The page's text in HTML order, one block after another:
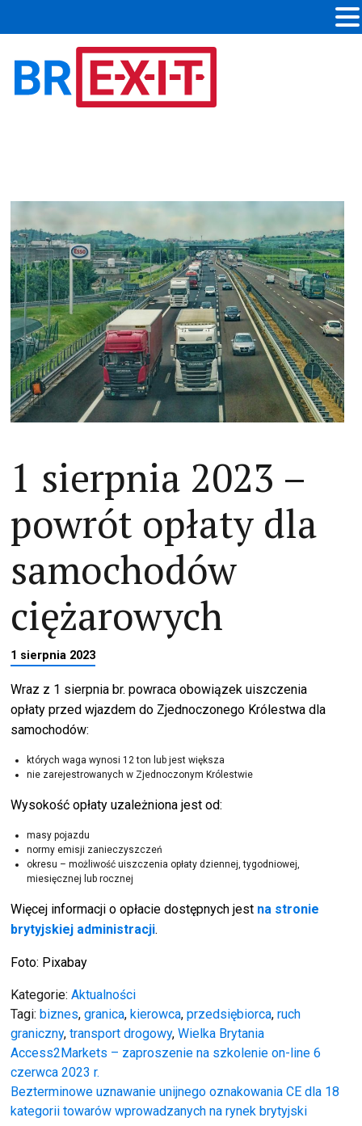
1 sierpnia 2023 –
powrót opłaty dla
samochodów
ciężarowych
1 sierpnia 2023
Wraz z 1 sierpnia br. powraca obowiązek uiszczenia
opłaty przed wjazdem do Zjednoczonego Królestwa dla
samochodów:
których waga wynosi 12 ton lub jest większa
nie zarejestrowanych w Zjednoczonym Królestwie
Wysokość opłaty uzależniona jest od:
masy pojazdu
normy emisji zanieczyszczeń
okresu – możliwość uiszczenia opłaty dziennej, tygodniowej,
miesięcznej lub rocznej
Więcej informacji o opłacie dostępnych jest na stronie
brytyjskiej administracji.
Foto: Pixabay
Kategorie:Aktualności
Tagi:biznes,granica,kierowca,przedsiębiorca,ruch
graniczny,transport drogowy,Wielka Brytania
Nawigacja
wpisu
Access2Markets – zaproszenie na szkolenie on-line 6
czerwca 2023 r.
Bezterminowe uznawanie unijnego oznakowania CE dla 18
kategorii towarów wprowadzanych na rynek brytyjski